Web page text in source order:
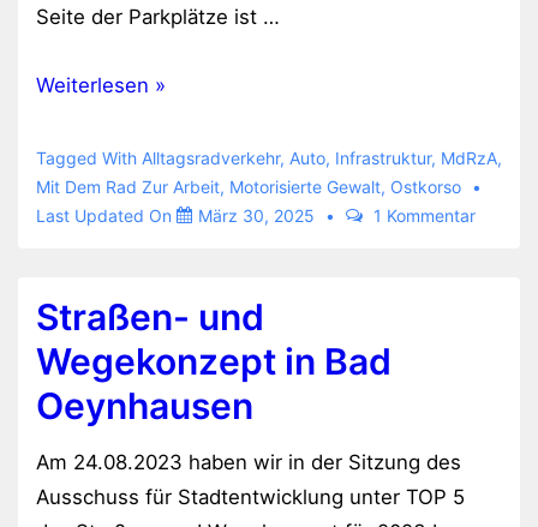
Seite der Parkplätze ist …
Einbahnstraße
Radverkehr
freigegeben
Weiterlesen »
Tagged With Alltagsradverkehr, Auto, Infrastruktur, MdRzA,
Mit Dem Rad Zur Arbeit, Motorisierte Gewalt, Ostkorso
Last Updated On
März 30, 2025 1 Kommentar
Straßen- und
Wegekonzept in Bad
Oeynhausen
Am 24.08.2023 haben wir in der Sitzung des
Ausschuss für Stadtentwicklung unter TOP 5